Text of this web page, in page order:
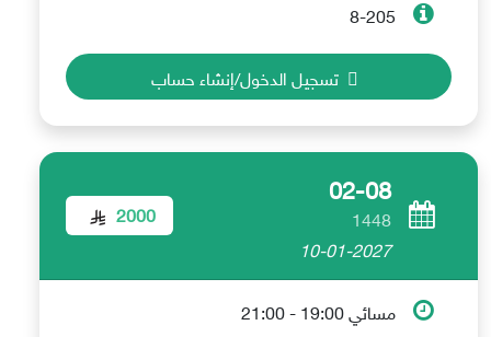
8-205
تسجيل الدخول/إنشاء حساب
02-08
1448
10-01-2027
2000
مسائي 19:00 - 21:00